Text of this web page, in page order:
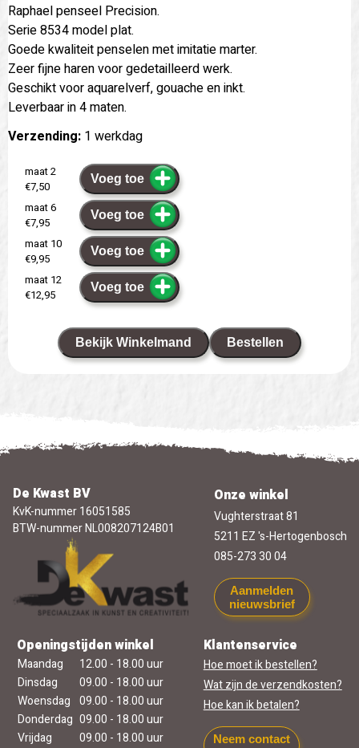
Raphael penseel Precision.
Serie 8534 model plat.
Goede kwaliteit penselen met imitatie marter.
Zeer fijne haren voor gedetailleerd werk.
Geschikt voor aquarelverf, gouache en inkt.
Leverbaar in 4 maten.
Verzending: 1 werkdag
maat 2
€7,50
Voeg toe
maat 6
€7,95
Voeg toe
maat 10
€9,95
Voeg toe
maat 12
€12,95
Voeg toe
Bekijk Winkelmand Bestellen
De Kwast BV
KvK-nummer 16051585
BTW-nummer NL008207124B01
Onze winkel
Vughterstraat 81
5211 EZ 's-Hertogenbosch
085-273 30 04
Aanmelden
nieuwsbrief
Openingstijden winkel
Maandag
12.00 - 18.00 uur
Dinsdag
09.00 - 18.00 uur
Woensdag 09.00 - 18.00 uur
Donderdag 09.00 - 18.00 uur
Vrijdag
09.00 - 18.00 uur
Klantenservice
Hoe moet ik bestellen?
Wat zijn de verzendkosten?
Hoe kan ik betalen?
Neem contact